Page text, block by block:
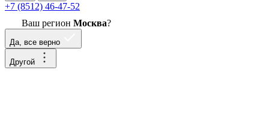
+7 (8512) 46-47-52
Ваш регион Москва?
Да, все верно
Другой